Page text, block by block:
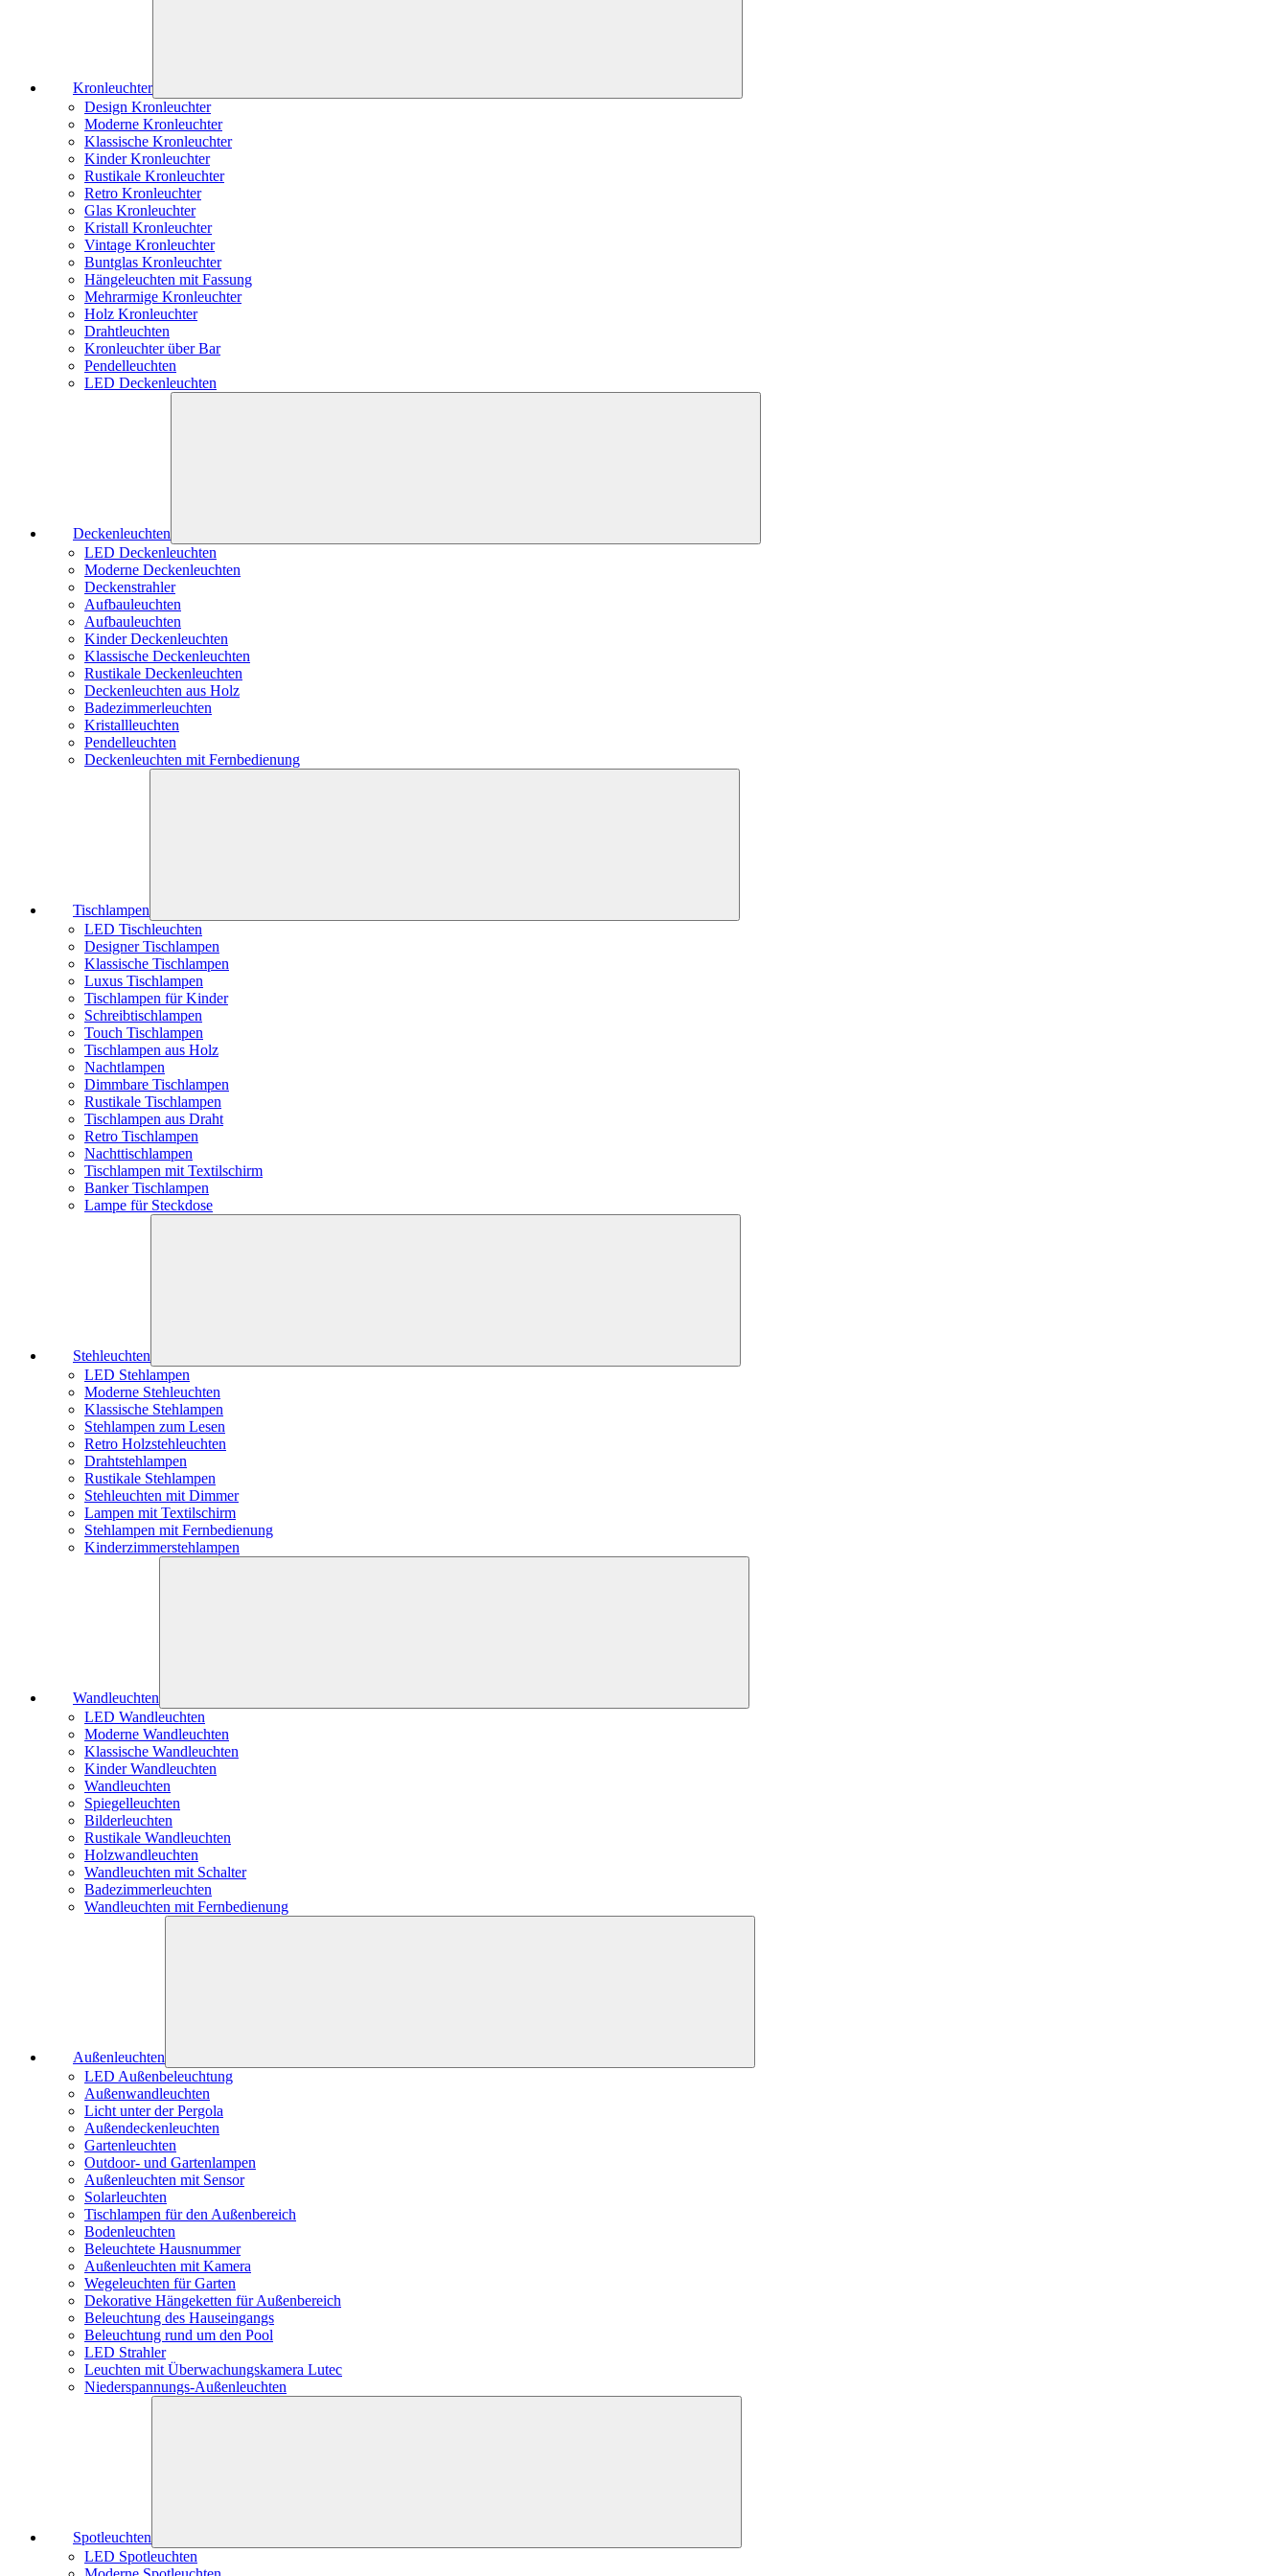
Kronleuchter
Design Kronleuchter
Moderne Kronleuchter
Klassische Kronleuchter
Kinder Kronleuchter
Rustikale Kronleuchter
Retro Kronleuchter
Glas Kronleuchter
Kristall Kronleuchter
Vintage Kronleuchter
Buntglas Kronleuchter
Hängeleuchten mit Fassung
Mehrarmige Kronleuchter
Holz Kronleuchter
Drahtleuchten
Kronleuchter über Bar
Pendelleuchten
LED Deckenleuchten
Deckenleuchten
LED Deckenleuchten
Moderne Deckenleuchten
Deckenstrahler
Aufbauleuchten
Aufbauleuchten
Kinder Deckenleuchten
Klassische Deckenleuchten
Rustikale Deckenleuchten
Deckenleuchten aus Holz
Badezimmerleuchten
Kristallleuchten
Pendelleuchten
Deckenleuchten mit Fernbedienung
Tischlampen
LED Tischleuchten
Designer Tischlampen
Klassische Tischlampen
Luxus Tischlampen
Tischlampen für Kinder
Schreibtischlampen
Touch Tischlampen
Tischlampen aus Holz
Nachtlampen
Dimmbare Tischlampen
Rustikale Tischlampen
Tischlampen aus Draht
Retro Tischlampen
Nachttischlampen
Tischlampen mit Textilschirm
Banker Tischlampen
Lampe für Steckdose
Stehleuchten
LED Stehlampen
Moderne Stehleuchten
Klassische Stehlampen
Stehlampen zum Lesen
Retro Holzstehleuchten
Drahtstehlampen
Rustikale Stehlampen
Stehleuchten mit Dimmer
Lampen mit Textilschirm
Stehlampen mit Fernbedienung
Kinderzimmerstehlampen
Wandleuchten
LED Wandleuchten
Moderne Wandleuchten
Klassische Wandleuchten
Kinder Wandleuchten
Wandleuchten
Spiegelleuchten
Bilderleuchten
Rustikale Wandleuchten
Holzwandleuchten
Wandleuchten mit Schalter
Badezimmerleuchten
Wandleuchten mit Fernbedienung
Außenleuchten
LED Außenbeleuchtung
Außenwandleuchten
Licht unter der Pergola
Außendeckenleuchten
Gartenleuchten
Outdoor- und Gartenlampen
Außenleuchten mit Sensor
Solarleuchten
Tischlampen für den Außenbereich
Bodenleuchten
Beleuchtete Hausnummer
Außenleuchten mit Kamera
Wegeleuchten für Garten
Dekorative Hängeketten für Außenbereich
Beleuchtung des Hauseingangs
Beleuchtung rund um den Pool
LED Strahler
Leuchten mit Überwachungskamera Lutec
Niederspannungs-Außenleuchten
Spotleuchten
LED Spotleuchten